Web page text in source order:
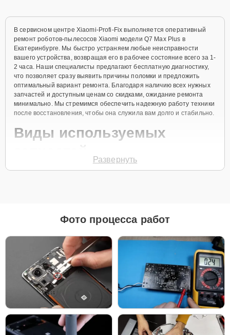
В сервисном центре Xiaomi-Profi-Fix выполняется оперативный
ремонт роботов-пылесосов Xiaomi модели Q7 Max Plus в
Екатеринбурге. Мы быстро устраняем любые неисправности
вашего устройства, возвращая его в рабочее состояние всего за 1-
2 часа. Наши специалисты предлагают бесплатную диагностику,
что позволяет сразу выявить причины поломки и предложить
оптимальный вариант ремонта. Благодаря наличию всех нужных
запчастей и доступным ценам со скидками, ожидание ремонта
минимально. Мы стремимся обеспечить надежную работу техники
после восстановления, чтобы она служила вам долго и стабильно.
Виды используемых
Рекомендации по выбору запчастей:
Для новых устройств, которые планируется
использовать на долгий срок, лучшим выбором
станут оригинальные запчасти, так как они
обеспечат полную совместимость и долгий срок
службы.
Если вы планируете обновить устройство в
ближайшее время, установка качественного
аналога позволит снизить затраты без ущерба
надежности.
Развернуть
Фото процесса работ